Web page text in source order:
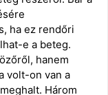
ha ez rendőri
e a beteg.
hanem
volt-on van a
Három